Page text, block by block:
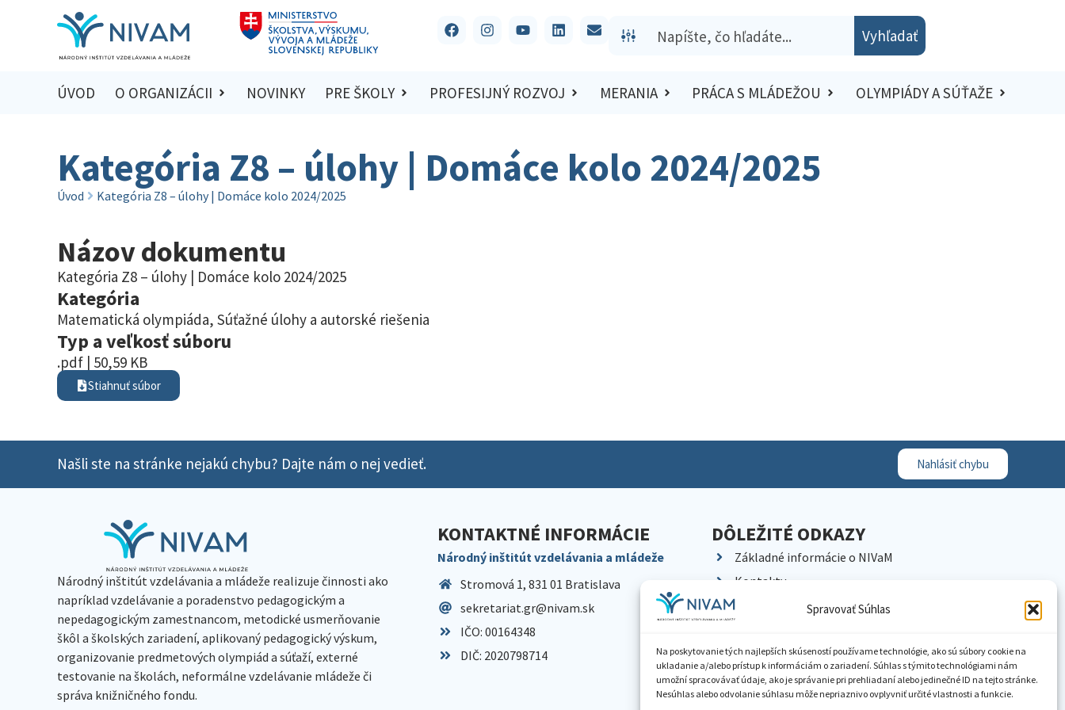
Spravovať Súhlas
Na poskytovanie tých najlepších skúseností používame technológie, ako sú súbory cookie na
ukladanie a/alebo prístup k informáciám o zariadení. Súhlas s týmito technológiami nám
umožní spracovávať údaje, ako je správanie pri prehliadaní alebo jedinečné ID na tejto stránke.
Nesúhlas alebo odvolanie súhlasu môže nepriaznivo ovplyvniť určité vlastnosti a funkcie.
Vyhľadať
ÚVOD O ORGANIZÁCII NOVINKY PRE ŠKOLY PROFESIJNÝ ROZVOJ MERANIA PRÁCA S MLÁDEŽOU OLYMPIÁDY A SÚŤAŽE
Kategória Z8 – úlohy | Domáce kolo 2024/2025
Úvod Kategória Z8 – úlohy | Domáce kolo 2024/2025
Názov dokumentu
Kategória Z8 – úlohy | Domáce kolo 2024/2025
Kategória
Matematická olympiáda, Súťažné úlohy a autorské riešenia
Typ a veľkosť súboru
.pdf | 50,59 KB
Stiahnuť súbor
Našli ste na stránke nejakú chybu? Dajte nám o nej vedieť. Nahlásiť chybu
Národný inštitút vzdelávania a mládeže realizuje činnosti ako
napríklad vzdelávanie a poradenstvo pedagogickým a
nepedagogickým zamestnancom, metodické usmerňovanie
škôl a školských zariadení, aplikovaný pedagogický výskum,
organizovanie predmetových olympiád a súťaží, externé
testovanie na školách, neformálne vzdelávanie mládeže či
správa knižničného fondu.
KONTAKTNÉ INFORMÁCIE
Národný inštitút vzdelávania a mládeže
Stromová 1, 831 01 Bratislava
sekretariat.gr@nivam.sk
IČO: 00164348
DIČ: 2020798714
DÔLEŽITÉ ODKAZY
Základné informácie o NIVaM
Kontakty
Kariéra
Pracoviská NIVaM
Dokumenty inštitúcie
Knižnica